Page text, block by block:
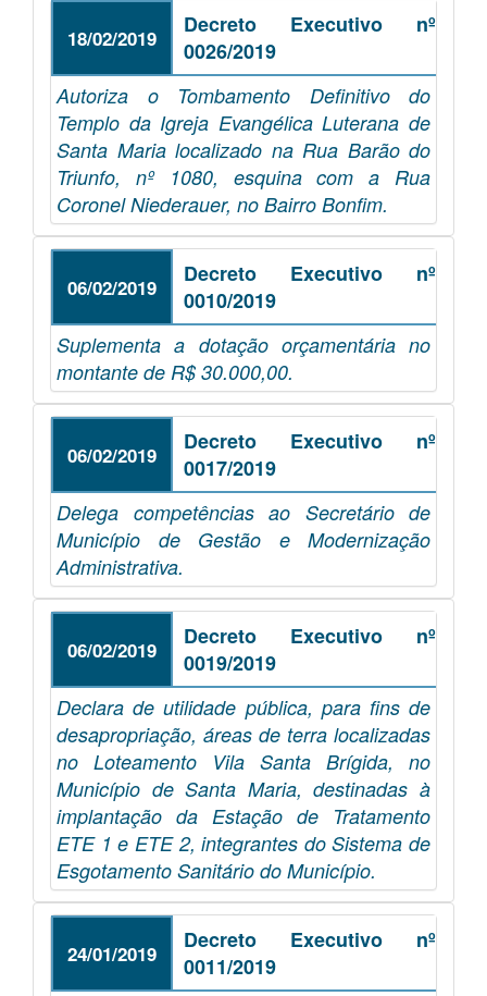
18/02/2019
Decreto Executivo nº
0026/2019
Autoriza o Tombamento Definitivo do
Templo da Igreja Evangélica Luterana de
Santa Maria localizado na Rua Barão do
Triunfo, nº 1080, esquina com a Rua
Coronel Niederauer, no Bairro Bonfim.
06/02/2019
Decreto Executivo nº
0010/2019
Suplementa a dotação orçamentária no
montante de R$ 30.000,00.
06/02/2019
Decreto Executivo nº
0017/2019
Delega competências ao Secretário de
Município de Gestão e Modernização
Administrativa.
06/02/2019
Decreto Executivo nº
0019/2019
Declara de utilidade pública, para fins de
desapropriação, áreas de terra localizadas
no Loteamento Vila Santa Brígida, no
Município de Santa Maria, destinadas à
implantação da Estação de Tratamento
ETE 1 e ETE 2, integrantes do Sistema de
Esgotamento Sanitário do Município.
24/01/2019
Decreto Executivo nº
0011/2019